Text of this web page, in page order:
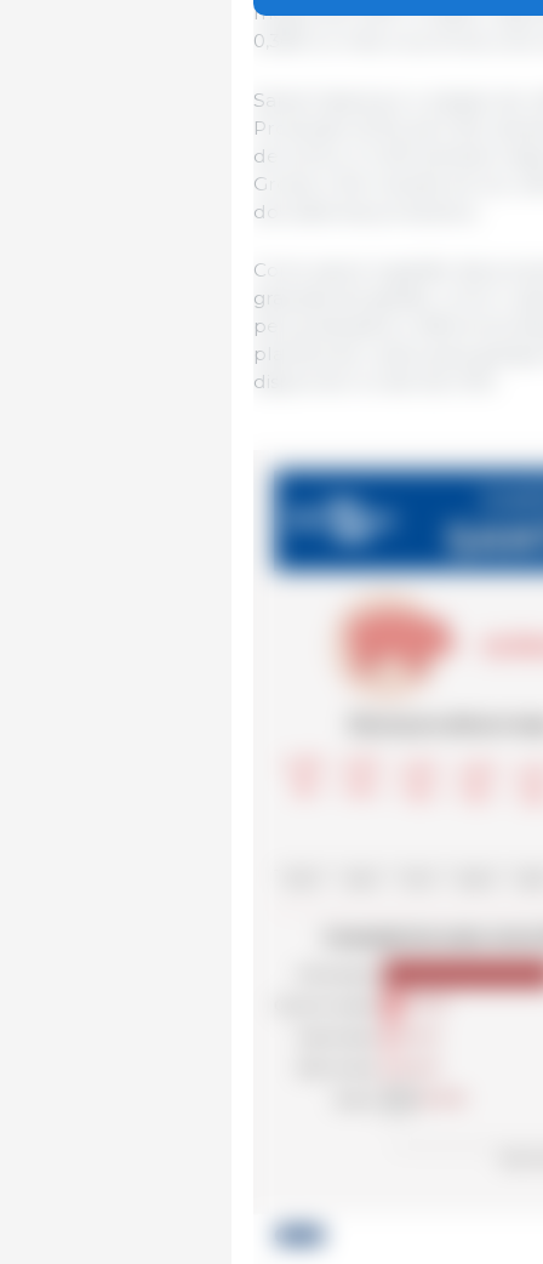
meses, de 1,51%. A ração,
0,36% no mês e acumula uma
Santa Catarina é o estado de
Produção (ICPs) da CIAS,
de suínos. A CIAS também
Grosso e Rio Grande do Sul,
dos sistemas produtivos.
Como apoio à gestão das
gratuitas de gestão, como o
personalizados e diferencia
planilha de custos para
disponível no site da CIAS.